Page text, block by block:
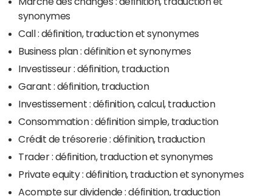
synonymes
Call : définition, traduction et synonymes
Business plan : définition et synonymes
Investisseur : définition, traduction
Garant : définition, traduction
Investissement : définition, calcul, traduction
Consommation : définition simple, traduction
Crédit de trésorerie : définition, traduction
Trader : définition, traduction et synonymes
Private equity : définition, traduction et synonymes
Acompte sur dividende : définition, traduction